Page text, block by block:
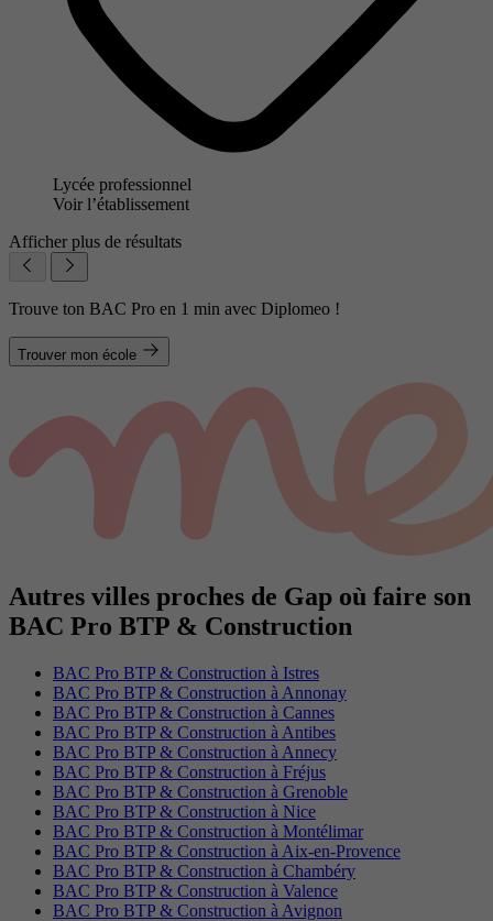
Lycée professionnel
Voir l’établissement
Afficher plus de résultats
Trouve ton BAC Pro en 1 min avec Diplomeo !
Trouver mon école
Autres villes proches de Gap où faire son
BAC Pro BTP & Construction
BAC Pro BTP & Construction à Istres
BAC Pro BTP & Construction à Annonay
BAC Pro BTP & Construction à Cannes
BAC Pro BTP & Construction à Antibes
BAC Pro BTP & Construction à Annecy
BAC Pro BTP & Construction à Fréjus
BAC Pro BTP & Construction à Grenoble
BAC Pro BTP & Construction à Nice
BAC Pro BTP & Construction à Montélimar
BAC Pro BTP & Construction à Aix-en-Provence
BAC Pro BTP & Construction à Chambéry
BAC Pro BTP & Construction à Valence
BAC Pro BTP & Construction à Avignon